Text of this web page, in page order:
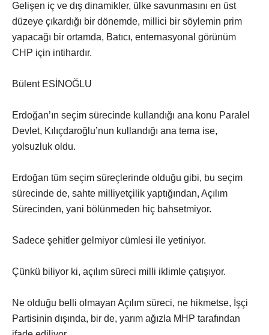
Gelişen iç ve dış dinamikler, ülke savunmasını en üst
düzeye çıkardığı bir dönemde, millici bir söylemin prim
yapacağı bir ortamda, Batıcı, enternasyonal görünüm
CHP için intihardır.
Bülent ESİNOĞLU
Erdoğan’ın seçim sürecinde kullandığı ana konu Paralel
Devlet, Kılıçdaroğlu’nun kullandığı ana tema ise,
yolsuzluk oldu.
Erdoğan tüm seçim süreçlerinde olduğu gibi, bu seçim
sürecinde de, sahte milliyetçilik yaptığından, Açılım
Sürecinden, yani bölünmeden hiç bahsetmiyor.
Sadece şehitler gelmiyor cümlesi ile yetiniyor.
Çünkü biliyor ki, açılım süreci milli iklimle çatışıyor.
Ne olduğu belli olmayan Açılım süreci, ne hikmetse, İşçi
Partisinin dışında, bir de, yarım ağızla MHP tarafından